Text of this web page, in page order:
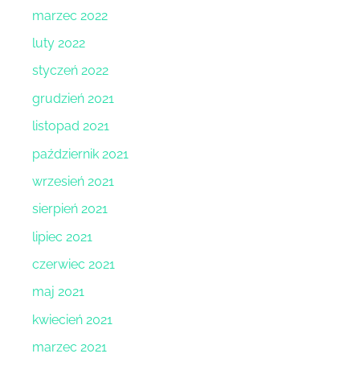
marzec 2022
luty 2022
styczeń 2022
grudzień 2021
listopad 2021
październik 2021
wrzesień 2021
sierpień 2021
lipiec 2021
czerwiec 2021
maj 2021
kwiecień 2021
marzec 2021